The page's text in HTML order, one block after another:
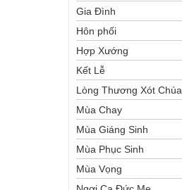
Gia Đình
Hôn phối
Hợp Xướng
Kết Lễ
Lòng Thương Xót Chúa
Mùa Chay
Mùa Giáng Sinh
Mùa Phục Sinh
Mùa Vọng